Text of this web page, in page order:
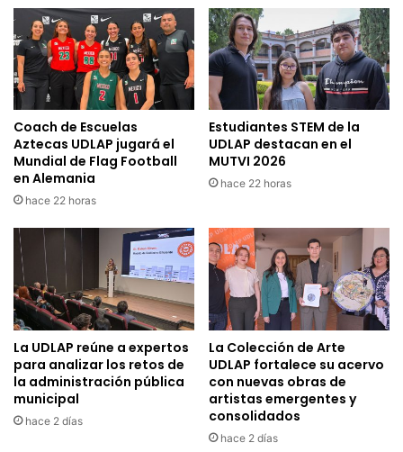
Coach de Escuelas
Aztecas UDLAP jugará el
Mundial de Flag Football
en Alemania
hace 22 horas
Estudiantes STEM de la
UDLAP destacan en el
MUTVI 2026
hace 22 horas
La UDLAP reúne a expertos
para analizar los retos de
la administración pública
municipal
hace 2 días
La Colección de Arte
UDLAP fortalece su acervo
con nuevas obras de
artistas emergentes y
consolidados
hace 2 días